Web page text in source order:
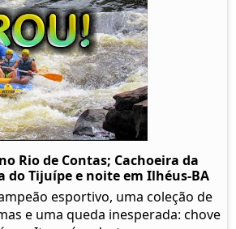
Rio de Contas; Cachoeira da
do Tijuípe e noite em Ilhéus-BA
esportivo, uma coleção de
e uma queda inesperada: chove